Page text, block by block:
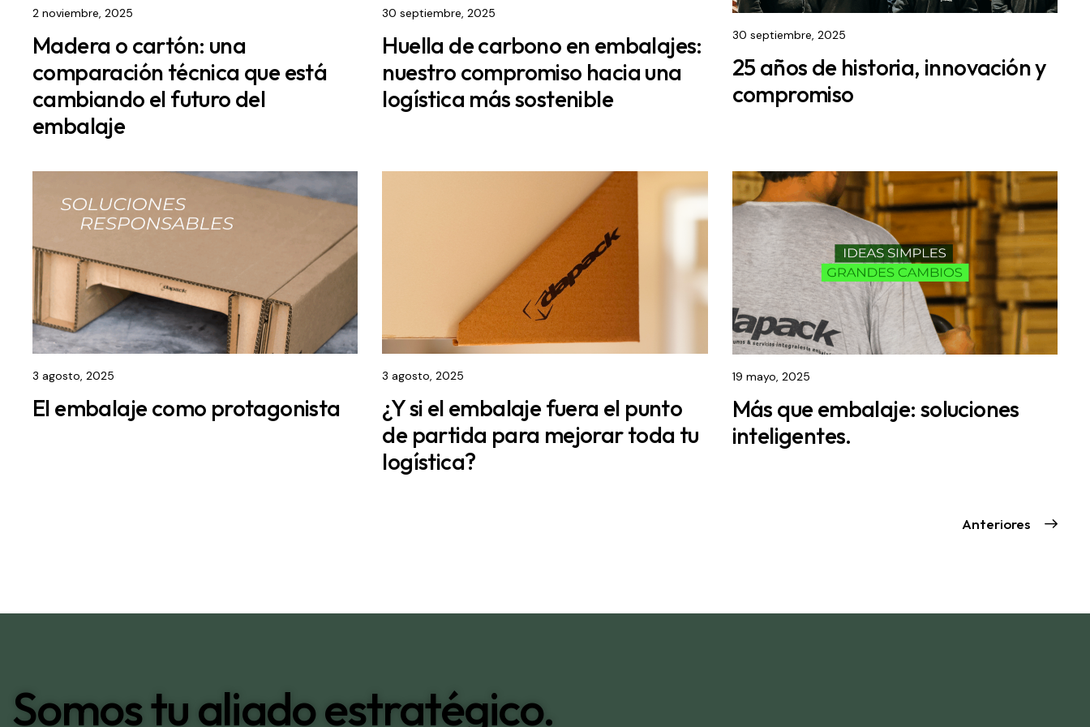
2 noviembre, 2025
Madera o cartón: una
comparación técnica que está
cambiando el futuro del
embalaje
30 septiembre, 2025
Huella de carbono en embalajes:
nuestro compromiso hacia una
logística más sostenible
30 septiembre, 2025
25 años de historia, innovación y
compromiso
3 agosto, 2025
El embalaje como protagonista
3 agosto, 2025
¿Y si el embalaje fuera el punto
de partida para mejorar toda tu
logística?
19 mayo, 2025
Más que embalaje: soluciones
inteligentes.
Anteriores
Somos tu aliado estratégico.